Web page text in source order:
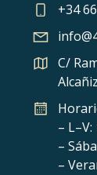
+34
C/
–
–
–